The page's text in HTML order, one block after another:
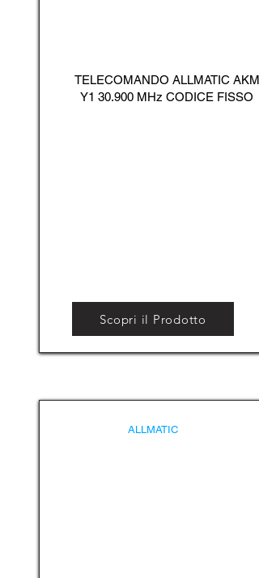
TELECOMANDO ALLMATIC AKM
Y1 30.900 MHz CODICE FISSO
Scopri il Prodotto
ALLMATIC